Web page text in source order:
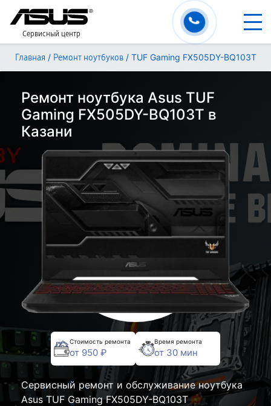
Сервисный центр
Главная / Ремонт ноутбуков / TUF Gaming FX505DY-BQ103T
Ремонт ноутбука Asus TUF
Gaming FX505DY-BQ103T в
Казани
Стоимость ремонта
от 950 ₽
Время ремонта
от 30 мин
Сервисный ремонт и обслуживание ноутбука
Asus TUF Gaming FX505DY-BQ103T